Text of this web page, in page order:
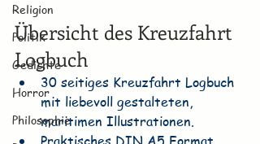
Religion
Politik
Gedichte
Horror
Philosophie
Übersicht des Kreuzfahrt
Logbuch
30 seitiges Kreuzfahrt Logbuch
mit liebevoll gestalteten,
maritimen Illustrationen.